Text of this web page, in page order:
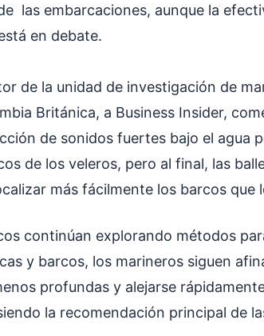
las embarcaciones, aunque la
en debate.
de la unidad de investigación de
Británica, a Business Insider,
de sonidos fuertes bajo el agua
de los veleros, pero al final, las
más fácilmente los barcos que
continúan explorando métodos
y barcos, los marineros siguen
profundas y alejarse
la recomendación principal de